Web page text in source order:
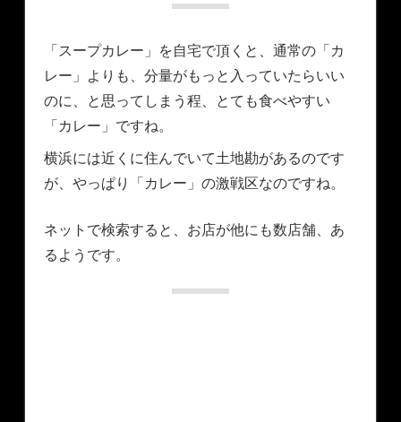
「スープカレー」を自宅で頂くと、通常の「カ
レー」よりも、分量がもっと入っていたらいい
のに、と思ってしまう程、とても食べやすい
「カレー」ですね。
横浜には近くに住んでいて土地勘があるのです
が、やっぱり「カレー」の激戦区なのですね。
ネットで検索すると、お店が他にも数店舗、あ
るようです。